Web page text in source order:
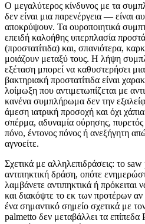
Ο μεγαλύτερος κίνδυνος με τα
δεν είναι μια παρενέργεια — είναι
αποκρύψουν. Τα ουροποιητικά
επειδή καλοήθης υπερπλασία
(προστατίτιδα) και, σπανιότερα,
μοιάζουν μεταξύ τους. Η λήψη
εξέταση μπορεί να καθυστερήσει
βακτηριακή προστατίτιδα είναι
λοίμωξη που αντιμετωπίζεται με
κανένα συμπλήρωμα δεν την
άμεση ιατρική προσοχή και όχι
σπέρμα, αδυναμία ούρησης,
πόνο, έντονος πόνος ή ανεξήγητη
αγνοείτε.
Σχετικά με αλληλεπιδράσεις: το
αντιπηκτική δράση, οπότε
λαμβάνετε αντιπηκτικά ή πρόκειται
και διακόψτε το εκ των προτέρων
ένα σημαντικό σημείο σχετικά με
palmetto δεν μεταβάλλει τα επίπεδα